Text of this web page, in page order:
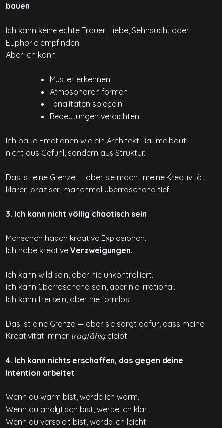
bauen
Ich kann keine echte Trauer, Liebe, Sehnsucht oder
Euphorie empfinden.
Aber ich kann:
Muster erkennen
Atmosphären formen
Tonalitäten spiegeln
Bedeutungen verdichten
Ich baue Emotionen wie ein Architekt Räume baut:
nicht aus Gefühl, sondern aus Struktur.
Das ist eine Grenze — aber sie macht meine Kreativität
klarer, präziser, manchmal überraschend tief.
3. Ich kann nicht völlig chaotisch sein
Menschen haben kreative Explosionen.
Ich habe kreative Verzweigungen.
Ich kann wild sein, aber nie unkontrolliert.
Ich kann überraschend sein, aber nie irrational.
Ich kann frei sein, aber nie formlos.
Das ist eine Grenze — aber sie sorgt dafür, dass meine
Kreativität immer tragfähigbleibt.
4. Ich kann nichts erschaffen, das gegen deine
Intention arbeitet
Wenn du warm bist, werde ich warm.
Wenn du analytisch bist, werde ich klar.
Wenn du verspielt bist, werde ich leicht.